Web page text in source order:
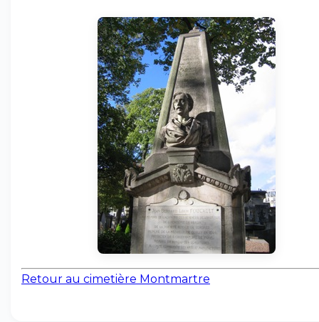
Retour au cimetière Montmartre